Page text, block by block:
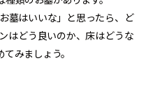
墓はいいな」と思ったら、ど
はどう良いのか、床はどうな
みましょう。